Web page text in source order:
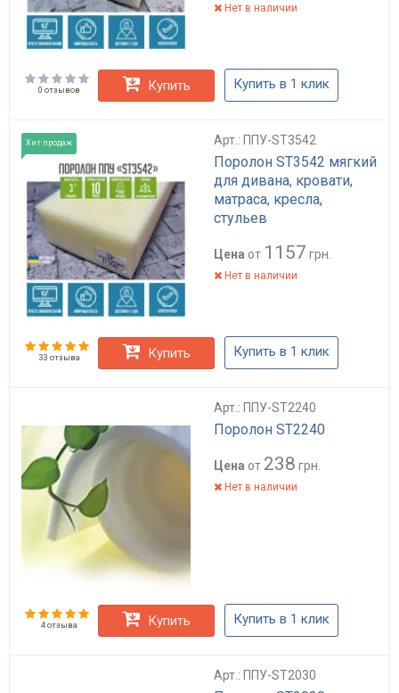
Нет в наличии
0 отзывов Купить Купить в 1 клик
Хит продаж Арт.: ППУ-ST3542
Поролон ST3542 мягкий
для дивана, кровати,
матраса, кресла,
стульев
Цена от 1157 грн.
Нет в наличии
33 отзыва Купить Купить в 1 клик
Арт.: ППУ-ST2240
Поролон ST2240
Цена от 238 грн.
Нет в наличии
4 отзыва Купить Купить в 1 клик
Арт.: ППУ-ST2030